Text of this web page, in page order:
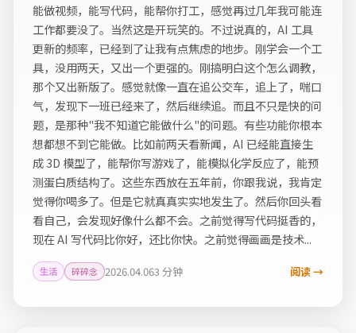
能做视频，能写代码，能帮你打工，感觉再过几年我可能连
工作都要没了。当然这是开玩笑的。不过说真的，AI 工具
更新的频率，已经到了让我有点焦虑的地步。刚学会一个工
具，没用两天，又出一个更强的。刚搞明白这个怎么调教，
那个又出新版了。感觉就像一直在追公交车，追上了，喘口
气，发现下一班已经来了，然后继续追。而且不只是快的问
题，是那种"我不知道它能做什么"的问题。有些功能你根本
想都想不到它能做。比如前两天看新闻，AI 已经能直接生
成 3D 模型了，能帮你写游戏了，能模拟化学反应了，能预
测蛋白质结构了。这些东西放在五年前，你跟我说，我肯定
觉得你喝多了。但是它就真真实实地发生了。然后你回头看
看自己，会发现好像什么都不会。之前觉得写代码挺香的，
现在 AI 写代码比你好，还比你快。之前觉得画画是技术...
生活 碎碎念 2026.04.063 分钟 阅读 →